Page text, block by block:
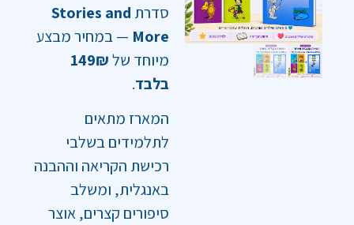
סדרת Stories and
More — במחיר מבצע
מיוחד של149₪
בלבד.
המארז מתאים
לתלמידים בשלבי
רכישת הקריאה וההבנה
באנגלית, ומשלב
סיפורים קצרים, אוצר